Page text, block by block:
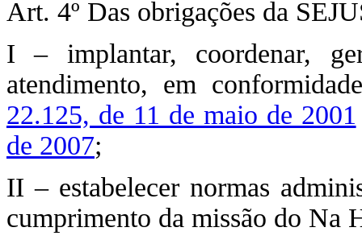
Art. 4º Das obrigações da
I – implantar, coordenar,
atendimento, em
22.125, de 11 de maio de 2001
de 2007;
II – estabelecer normas
cumprimento da missão do Na